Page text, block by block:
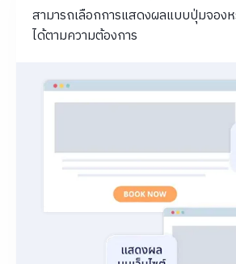
สามารถเลือกการแสดงผลแบบปุ่มจอง
ได้ตามความต้องการ